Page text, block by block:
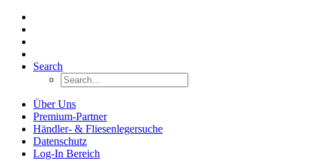
Search
Über Uns
Premium-Partner
Händler- & Fliesenlegersuche
Datenschutz
Log-In Bereich